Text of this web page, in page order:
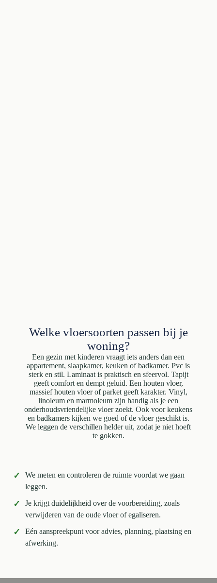
Welke vloersoorten passen bij je
woning?
Een gezin met kinderen vraagt iets anders dan een
appartement, slaapkamer, keuken of badkamer. Pvc is
sterk en stil. Laminaat is praktisch en sfeervol. Tapijt
geeft comfort en dempt geluid. Een houten vloer,
massief houten vloer of parket geeft karakter. Vinyl,
linoleum en marmoleum zijn handig als je een
onderhoudsvriendelijke vloer zoekt. Ook voor keukens
en badkamers kijken we goed of de vloer geschikt is.
We leggen de verschillen helder uit, zodat je niet hoeft
te gokken.
✓
We meten en controleren de ruimte voordat we gaan
leggen.
✓
Je krijgt duidelijkheid over de voorbereiding, zoals
verwijderen van de oude vloer of egaliseren.
✓
Eén aanspreekpunt voor advies, planning, plaatsing en
afwerking.